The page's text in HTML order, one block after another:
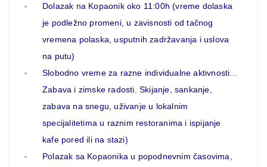
Dolazak na Kopaonik oko 11:00h (vreme dolaska
je podležno promeni, u zavisnosti od tačnog
vremena polaska, usputnih zadržavanja i uslova
na putu)
Slobodno vreme za razne individualne aktivnosti...
Zabava i zimske radosti. Skijanje, sankanje,
zabava na snegu, uživanje u lokalnim
specijalitetima u raznim restoranima i ispijanje
kafe pored ili na stazi)
Polazak sa Kopaonika u popodnevnim časovima,